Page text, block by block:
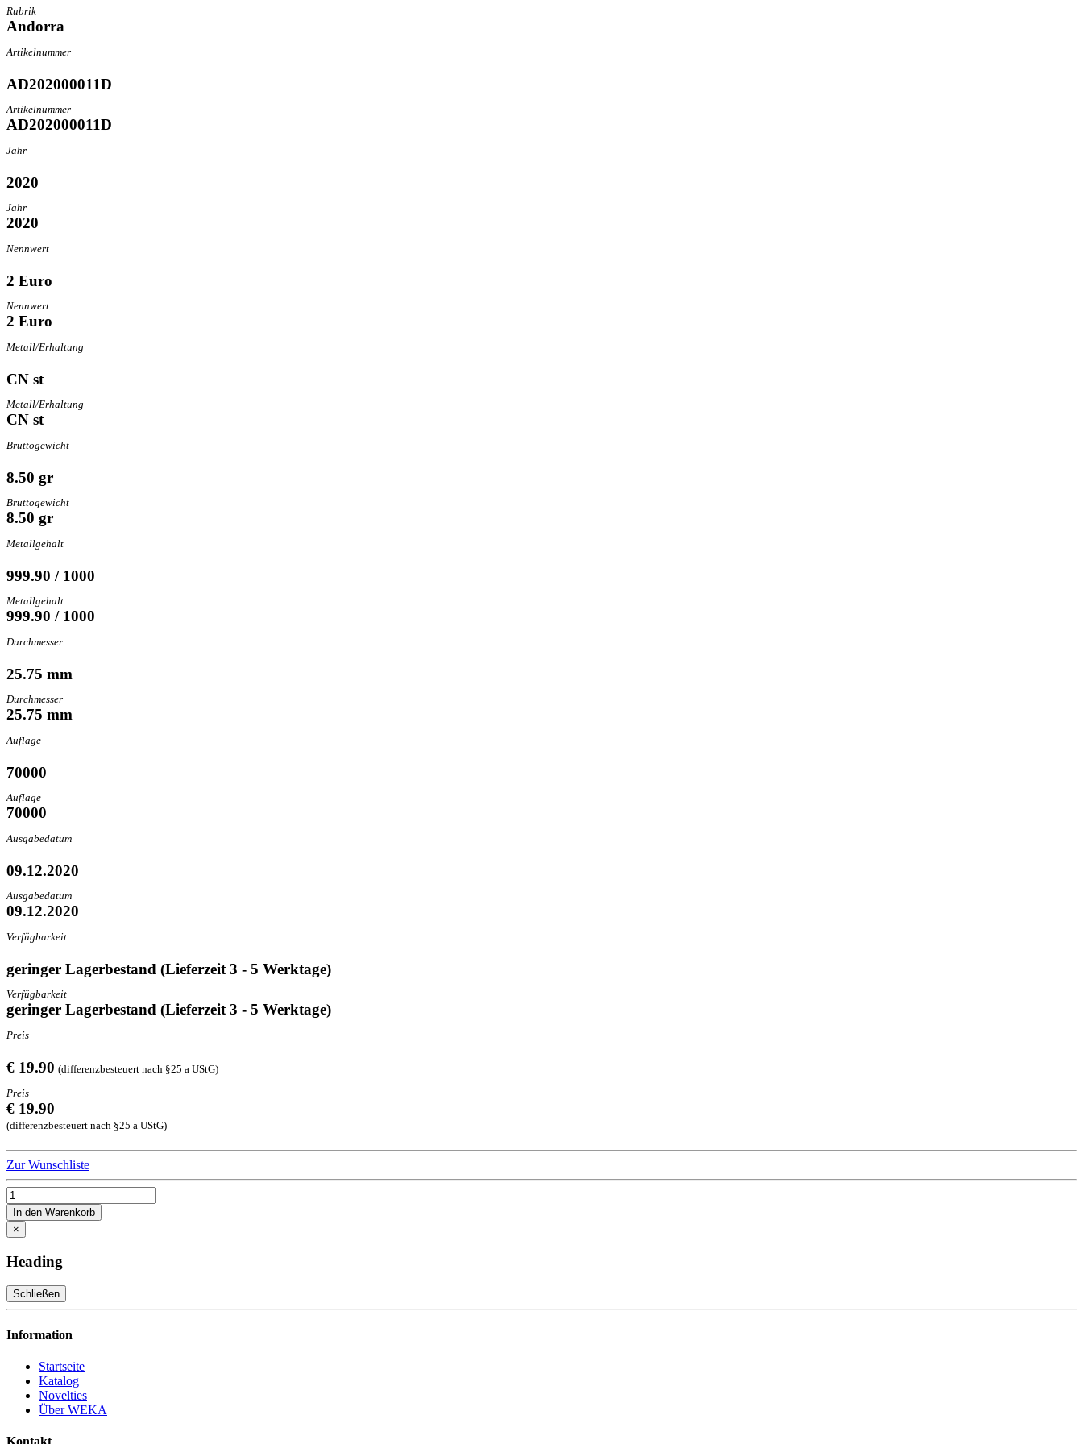
Rubrik
Andorra
Artikelnummer
AD202000011D
Artikelnummer
AD202000011D
Jahr
2020
Jahr
2020
Nennwert
2 Euro
Nennwert
2 Euro
Metall/Erhaltung
CN st
Metall/Erhaltung
CN st
Bruttogewicht
8.50 gr
Bruttogewicht
8.50 gr
Metallgehalt
999.90 / 1000
Metallgehalt
999.90 / 1000
Durchmesser
25.75 mm
Durchmesser
25.75 mm
Auflage
70000
Auflage
70000
Ausgabedatum
09.12.2020
Ausgabedatum
09.12.2020
Verfügbarkeit
geringer Lagerbestand (Lieferzeit 3 - 5 Werktage)
Verfügbarkeit
geringer Lagerbestand (Lieferzeit 3 - 5 Werktage)
Preis
€ 19.90 (differenzbesteuert nach §25 a UStG)
Preis
€ 19.90
(differenzbesteuert nach §25 a UStG)
Zur Wunschliste
In den Warenkorb
×
Heading
Schließen
Information
Startseite
Katalog
Novelties
Über WEKA